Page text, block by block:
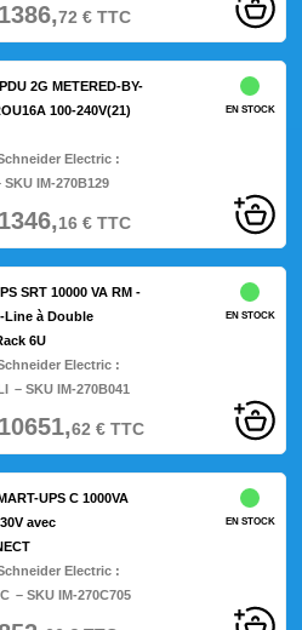
1386,72 €TTC
2G METERED-BY-
100-240V(21)
Electric :
SKU IM-270B129
EN STOCK
1346,16€TTC
SRT 10000 VA RM -
Line à Double
6U
Electric :
– SKU IM-270B041
EN STOCK
10651,62 €TTC
UPS C 1000VA
avec
Electric :
– SKU IM-270C705
EN STOCK